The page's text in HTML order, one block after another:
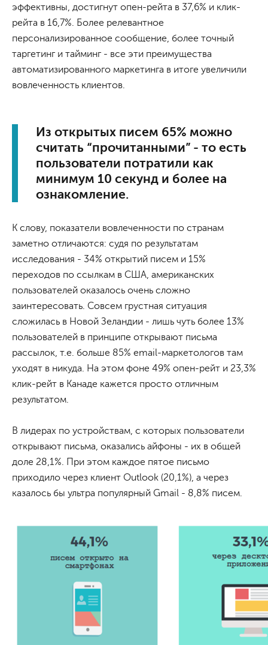
эффективны, достигнут опен-рейта в 37,6% и клик-
рейта в 16,7%. Более релевантное
персонализированное сообщение, более точный
таргетинг и тайминг - все эти преимущества
автоматизированного маркетинга в итоге увеличили
вовлеченность клиентов.
Из открытых писем 65% можно
считать “прочитанными” - то есть
пользователи потратили как
минимум 10 секунд и более на
ознакомление.
К слову, показатели вовлеченности по странам
заметно отличаются: судя по результатам
исследования - 34% открытий писем и 15%
переходов по ссылкам в США, американских
пользователей оказалось очень сложно
заинтересовать. Совсем грустная ситуация
сложилась в Новой Зеландии - лишь чуть более 13%
пользователей в принципе открывают письма
рассылок, т.е. больше 85% email-маркетологов там
уходят в никуда. На этом фоне 49% опен-рейт и 23,3%
клик-рейт в Канаде кажется просто отличным
результатом.
В лидерах по устройствам, с которых пользователи
открывают письма, оказались айфоны - их в общей
доле 28,1%. При этом каждое пятое письмо
приходило через клиент Outlook (20,1%), а через
казалось бы ультра популярный Gmail - 8,8% писем.